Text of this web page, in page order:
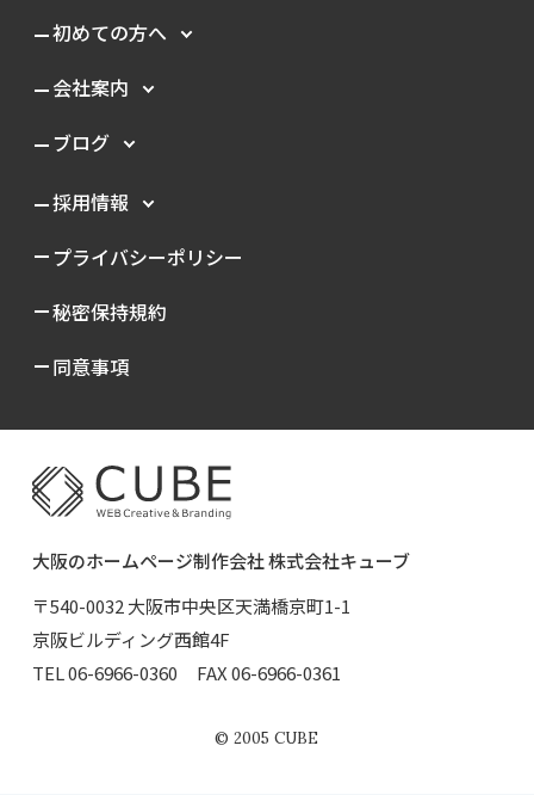
初めての方へ
会社案内
ブログ
採用情報
プライバシーポリシー
秘密保持規約
同意事項
大阪のホームページ制作会社 株式会社キューブ
〒540-0032 大阪市中央区天満橋京町1-1
京阪ビルディング西館4F
TEL06-6966-0360 FAX 06-6966-0361
©2005 CUBE